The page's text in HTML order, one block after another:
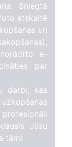
Sniegtā
atskaitē
un
e-
par
darbi, kas
Jūsu
tāmi